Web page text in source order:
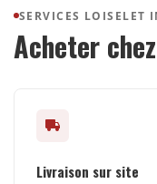
SERVICES LOISELET
Acheter
Livraison sur site